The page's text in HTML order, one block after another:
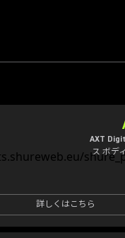
AXT
ス ボデ
詳しくはこちら